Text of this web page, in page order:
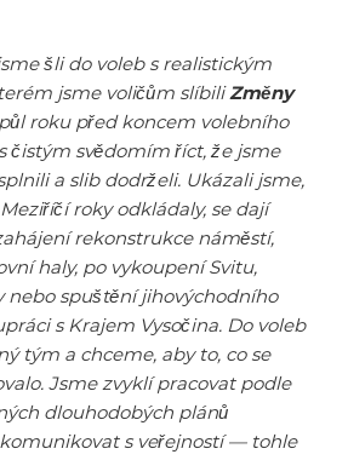
šli do voleb s realistickým
jsme voličům slíbiliZměny
roku před koncem volebního
čistým svědomím říct, že jsme
a slib dodrželi. Ukázali jsme,
roky odkládaly, se dají
rekonstrukce náměstí,
haly, po vykoupení Svitu,
nebo spuštění jihovýchodního
s Krajem Vysočina. Do voleb
tým a chceme, aby to, co se
Jsme zvyklí pracovat podle
dlouhodobých plánů
s veřejností — tohle